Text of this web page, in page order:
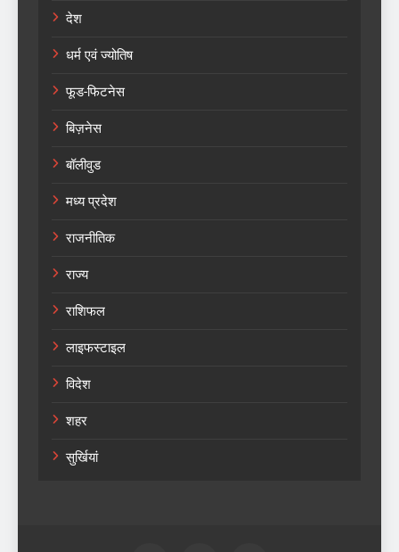
देश
धर्म एवं ज्योतिष
फूड-फिटनेस
बिज़नेस
बॉलीवुड
मध्य प्रदेश
राजनीतिक
राज्य
राशिफल
लाइफस्टाइल
विदेश
शहर
सुर्खियां